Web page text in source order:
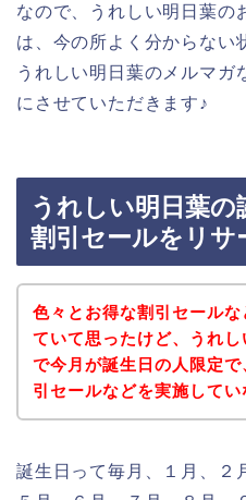
なので、うれしい明日葉の
は、今の所よく分からない
うれしい明日葉のメルマガ
にさせていただきます♪
うれしい明日葉の
割引セールをリサ
色々とお得な割引セールな
ていて思ったけど、うれ
で今月が誕生日の人限定で
引セールなどを実施してい
誕生日って毎月、１月、２